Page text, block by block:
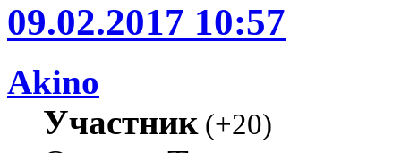
09.02.2017 10:57
Akino
Участник(+20)